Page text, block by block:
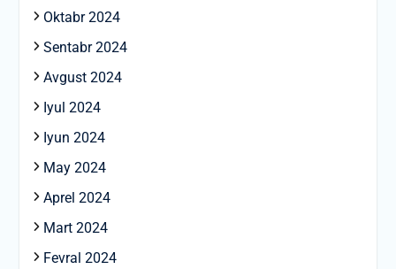
Oktabr 2024
Sentabr 2024
Avgust 2024
Iyul 2024
Iyun 2024
May 2024
Aprel 2024
Mart 2024
Fevral 2024